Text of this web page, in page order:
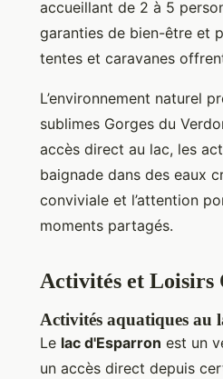
accueillant de 2 à 5
garanties de bien-être et
tentes et caravanes
L’environnement naturel
sublimes Gorges du
accès direct au lac, les
baignade dans des eaux
conviviale et l’attention
moments partagés.
Activités et Loisirs
Activités aquatiques au
Le lac d'Esparron est un
un accès direct depuis